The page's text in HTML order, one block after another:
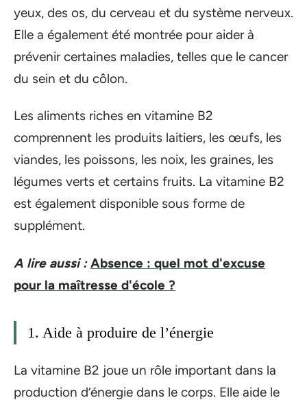
yeux, des os, du cerveau et du système nerveux.
Elle a également été montrée pour aider à
prévenir certaines maladies, telles que le cancer
du sein et du côlon.
Les aliments riches en vitamine B2
comprennent les produits laitiers, les œufs, les
viandes, les poissons, les noix, les graines, les
légumes verts et certains fruits. La vitamine B2
est également disponible sous forme de
supplément.
A lire aussi : Absence : quel mot d'excuse
pour la maîtresse d'école ?
1. Aide à produire de l’énergie
La vitamine B2 joue un rôle important dans la
production d’énergie dans le corps. Elle aide le